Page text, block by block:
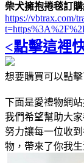
柴犬擁抱捲毯訂
https://vbtrax.com/
<點擊這裡
想要購買可以點
下面是愛禮物網
我們希望幫助大
努力讓每一位收
物，帶來了你我